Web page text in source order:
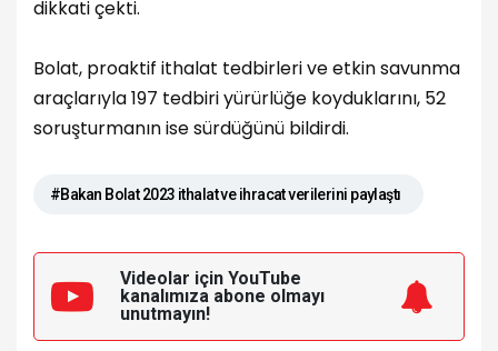
dikkati çekti.
Bolat, proaktif ithalat tedbirleri ve etkin savunma
araçlarıyla 197 tedbiri yürürlüğe koyduklarını, 52
soruşturmanın ise sürdüğünü bildirdi.
#Bakan Bolat 2023 ithalat ve ihracat verilerini paylaştı
Videolar için YouTube
kanalımıza abone olmayı
unutmayın!